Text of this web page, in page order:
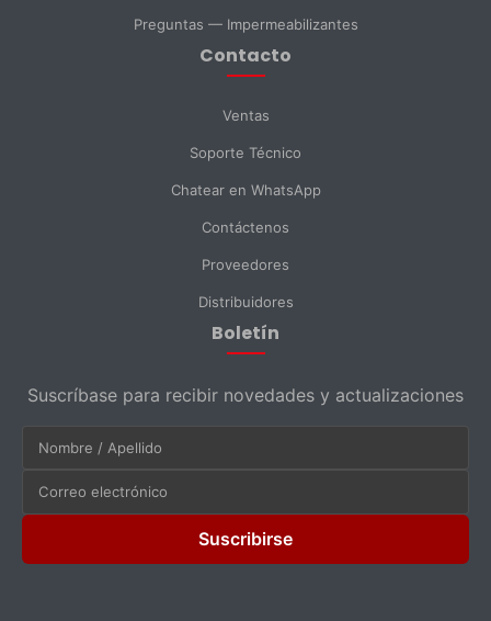
Enviar Mensaje
Preguntas — Impermeabilizantes
Contacto
Ventas
Soporte Técnico
Chatear en WhatsApp
Contáctenos
Proveedores
Distribuidores
Boletín
Suscríbase para recibir novedades y actualizaciones
Suscribirse